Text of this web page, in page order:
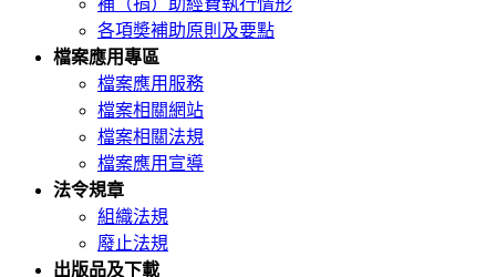
各項奬補助原則及要點
檔案應用專區
檔案應用服務
檔案相關網站
檔案相關法規
檔案應用宣導
法令規章
組織法規
廢止法規
出版品及下載